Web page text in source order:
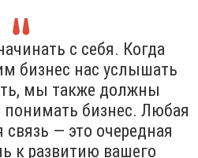
с себя. Когда
бизнес нас услышать
мы также должны
бизнес. Любая
связь — это очередная
к развитию вашего